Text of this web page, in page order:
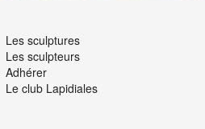
Les sculptures
Les sculpteurs
Adhérer
Le club Lapidiales